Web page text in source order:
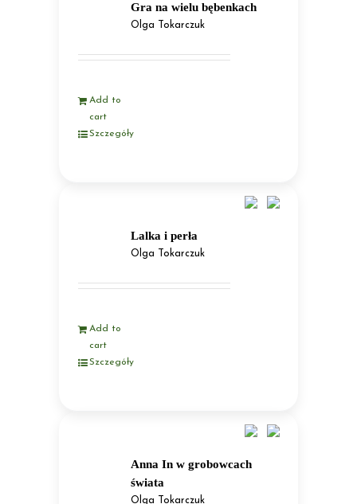
Gra na wielu bębenkach
Olga Tokarczuk
Add to
cart
Szczegóły
Lalka i perła
Olga Tokarczuk
Add to
cart
Szczegóły
Anna In w grobowcach
świata
Olga Tokarczuk